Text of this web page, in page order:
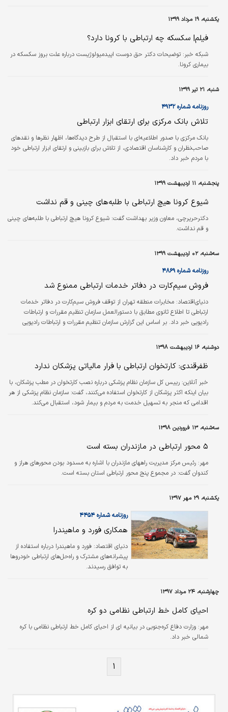
یکشنبه، ۱۹ مرداد ۱۳۹۹
فیلم| سکسکه چه ارتباطی با کرونا دارد؟
شبکه خبر: توضیحات دکتر حق دوست اپیدمیولوژیست درباره علت بروز سکسکه در
بیماری کرونا.
شنبه، ۲۱ تیر ۱۳۹۹
روزنامه شماره ۴۹۳۲
تلاش بانک مرکزی برای ارتقای ابزار ارتباطی
بانک مرکزی با صدور اطلاعیه‌ای با استقبال از طرح دیدگاه‌ها، اظهار نظرها و نقدهای
صاحب‌نظران و کارشناسان اقتصادی، از تلاش برای بازبینی و ارتقای ابزار ارتباطی خود
با مردم خبر داد.
پنجشنبه، ۱۱ اردیبهشت ۱۳۹۹
شیوع کرونا هیچ ارتباطی با طلبه‌های چینی و قم نداشت
دکترحریرچی، معاون وزیر بهداشت گفت: شیوع کرونا هیچ ارتباطی با طلبه‌های چینی
و قم نداشت.
سه‌شنبه، ۰۲ اردیبهشت ۱۳۹۹
روزنامه شماره ۴۸۶۹
فروش سیم‌کارت در دفاتر خدمات ارتباطی ممنوع شد
دنیای‌اقتصاد: مخابرات منطقه تهران از توقف فروش سیم‌کارت در دفاتر خدمات
ارتباطی تا اطلاع ثانوی مطابق با دستورالعمل سازمان تنظیم مقررات و ارتباطات
رادیویی خبر داد. بر اساس این گزارش سازمان تنظیم مقررات و ارتباطات رادیویی
دستورالعمل آمده است: «با توجه به شیوع ویروس کرونا و در راستای فاصله‌گذاری
اجتماعی هوشمند و رعایت دستور العمل‌های وزارت بهداشت، درمان و آموزش
پزشکی، فروش سیم‌کارت از طریق دفاتر خدمات ارتباطی به علت ازدحام جمعیت و…
دوشنبه، ۱۶ اردیبهشت ۱۳۹۸
ظفرقندی: کارتخوان ارتباطی با فرار مالیاتی پزشکان ندارد
خبر آنلاین: رییس کل سازمان نظام پزشکی درباره نصب کارتخوان در مطب پزشکان، با
بیان اینکه اکثر پزشکان از کارتخوان استفاده می‌کنند، گفت: سازمان نظام پزشکی از هر
اقدامی که منجر به تسهیل خدمت به مردم و بیمار شود، استقبال می‌کند.
سه‌شنبه، ۱۳ فروردین ۱۳۹۸
۵ محور ارتباطی در مازندران بسته است
مهر: رئیس مرکز مدیریت راههای مازندران با اشاره به مسدود بودن محورهای هراز و
کندوان گفت: در مجموع پنج محور ارتباطی استان بسته است.
یکشنبه، ۲۹ مهر ۱۳۹۷
روزنامه شماره ۴۴۵۴
همکاری فورد و ماهیندرا
دنیای اقتصاد: فورد و ماهیندرا درباره استفاده از
پیشرانه‌های مشترک و راه‌حل‌های ارتباطی خودروها
به توافق رسیدند.
چهارشنبه، ۲۴ مرداد ۱۳۹۷
احیای کامل خط ارتباطی نظامی دو کره
مهر: وزارت دفاع کره‌جنوبی در بیانیه ای از احیای کامل خط ارتباطی نظامی با کره
شمالی خبر داد.
۱